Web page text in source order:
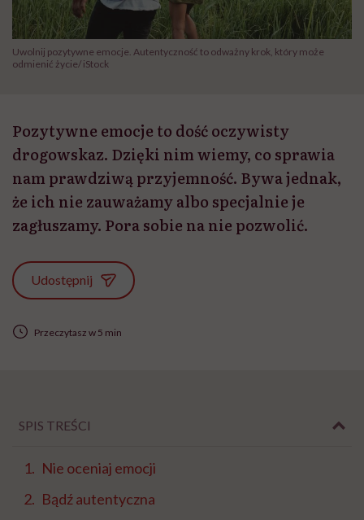
Uwolnij pozytywne emocje. Autentyczność to odważny krok, który może
odmienić życie/ iStock
Pozytywne emocje to dość oczywisty
drogowskaz. Dzięki nim wiemy, co sprawia
nam prawdziwą przyjemność. Bywa jednak,
że ich nie zauważamy albo specjalnie je
zagłuszamy. Pora sobie na nie pozwolić.
Udostępnij
Przeczytasz w 5 min
SPIS TREŚCI
Nie oceniaj emocji
Bądź autentyczna